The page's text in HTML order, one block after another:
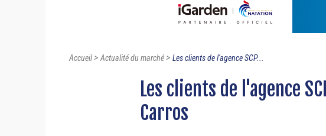
Accueil>Actualité du marché> Les clients de l'agence SCP...
Les clients de l'agence
Carros